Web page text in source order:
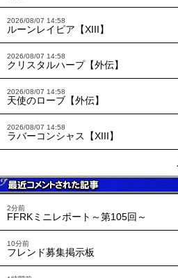
2026/08/07 14:58
ルーンレイピア【XIII】
2026/08/07 14:58
クリスタルハープ【外伝】
2026/08/07 14:58
天使のローブ【外伝】
2026/08/07 14:58
ラバーコンシャス【XIII】
2分前
FFRKミニレポート～第105回～
10分前
フレンド募集掲示板